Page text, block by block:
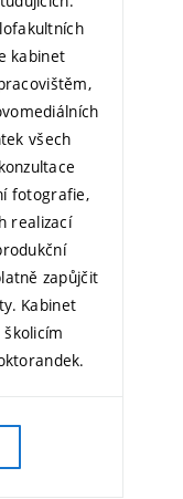
kabinet
všech
fotografie,
realizací
zapůjčit
Kabinet